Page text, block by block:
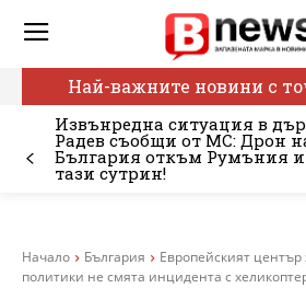
Най-важните новини с
Извънредна ситуация в
Радев съобщи от МС: Дрон
България откъм Румъния и
тази сутрин!
Начало България
Европейският център
политики не смята инцидента с